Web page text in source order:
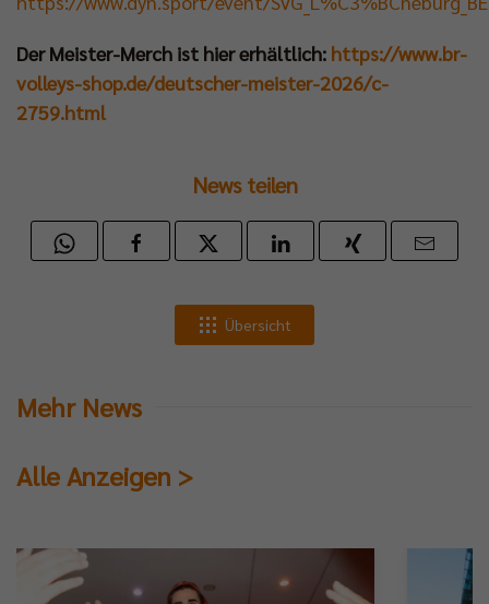
Der Meister-Merch ist hier erhältlich: https://www.br-
volleys-shop.de/deutscher-meister-2026/c-
2759.html
News teilen
Übersicht
Mehr News
Alle Anzeigen >